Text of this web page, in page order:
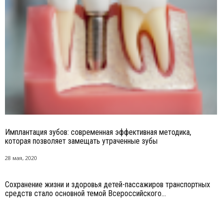
Имплантация зубов: современная эффективная методика,
которая позволяет замещать утраченные зубы
28 мая, 2020
Сохранение жизни и здоровья детей-пассажиров транспортных
средств стало основной темой Всероссийского...